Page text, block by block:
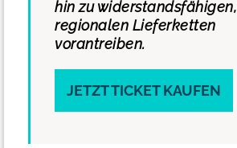
hin zu widerstandsfähigen,
regionalen Lieferketten
vorantreiben.
JETZT TICKET KAUFEN